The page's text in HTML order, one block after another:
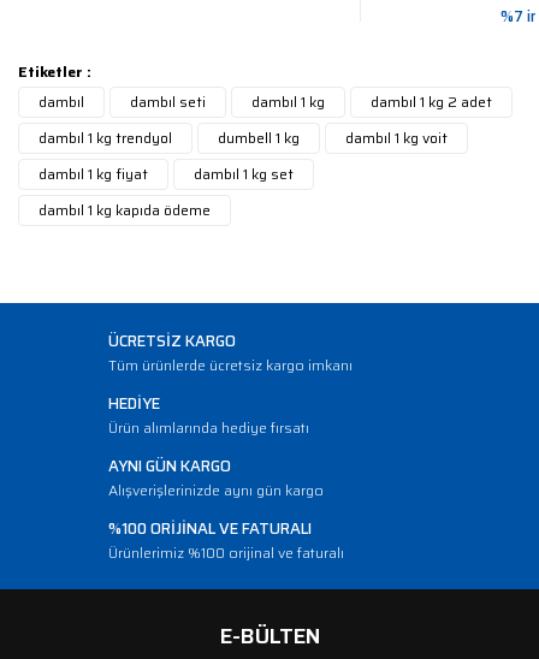
%7
Etiketler :
dambıl
dambıl seti dambıl 1 kg
dambıl 1 kg 2 adet
dambıl 1 kg trendyol
dumbell 1 kg
dambıl 1 kg voit
dambıl 1 kg fiyat
dambıl 1 kg set
dambıl 1 kg kapıda ödeme
ÜCRETSİZ KARGO
Tüm ürünlerde ücretsiz kargo imkanı
HEDİYE
Ürün alımlarında hediye fırsatı
AYNI GÜN KARGO
Alışverişlerinizde aynı gün kargo
%100 ORİJİNAL VE FATURALI
Ürünlerimiz %100 orijinal ve faturalı
E-BÜLTEN